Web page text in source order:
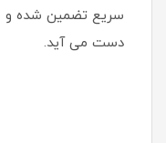
سریع تضمین شده و
دست می آید.